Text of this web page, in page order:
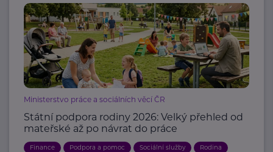
Ministerstvo práce a sociálních věcí ČR
Státní podpora rodiny 2026: Velký přehled od
mateřské až po návrat do práce
Finance Podpora a pomoc Sociální služby Rodina